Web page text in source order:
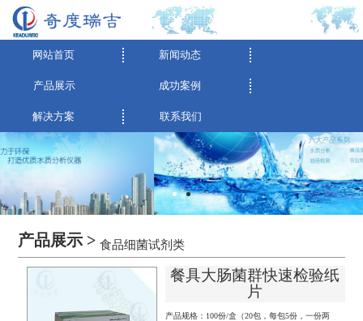
网站首页 新闻动态
产品展示 成功案例
解决方案 联系我们
产品展示 >食品细菌试剂类
餐具大肠菌群快速检验纸
片
产品规格：100份/盒（20包，每包5份，一份两